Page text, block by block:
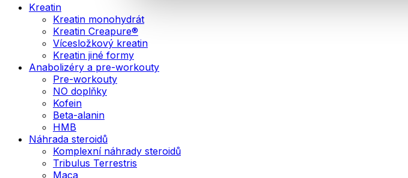
Kreatin
Kreatin monohydrát
Kreatin Creapure®
Vícesložkový kreatin
Kreatin jiné formy
Anabolizéry a pre-workouty
Pre-workouty
NO doplňky
Kofein
Beta-alanin
HMB
Náhrada steroidů
Komplexní náhrady steroidů
Tribulus Terrestris
Maca